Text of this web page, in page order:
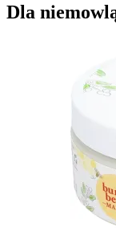
Dla